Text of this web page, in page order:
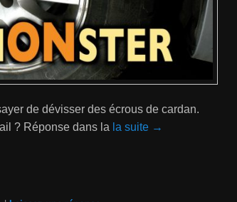
de dévisser des écrous de cardan.
? Réponse dans la la suite →